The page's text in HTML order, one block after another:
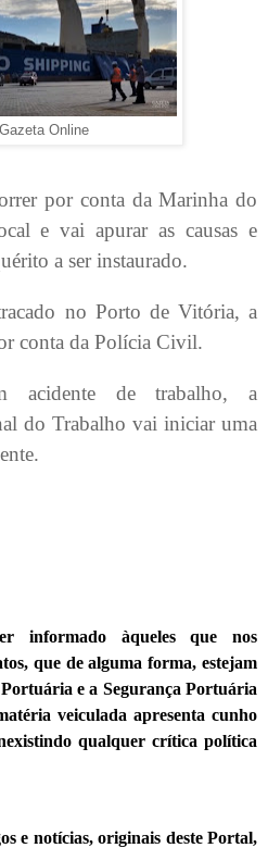
Online
por conta da Marinha do
e vai apurar as causas e
a ser instaurado.
no Porto de Vitória, a
conta da Polícia Civil.
de trabalho, a
do Trabalho vai iniciar uma
informado àqueles que nos
que de alguma forma, estejam
e a Segurança Portuária
veiculada apresenta cunho
qualquer crítica política
de valor.
e notícias, originais deste Portal,